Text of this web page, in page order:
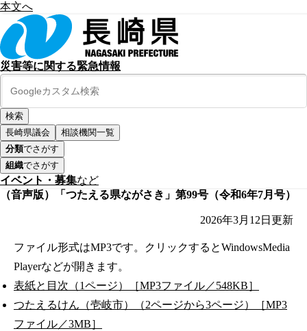
本文へ
災害等に関する緊急情報
長崎県議会
相談機関一覧
分類でさがす
組織でさがす
イベント・募集など
（音声版）「つたえる県ながさき」第99号（令和6年7月号）
2026年3月12日 更新
ファイル形式はMP3です。クリックするとWindowsMedia
Playerなどが開きます。
表紙と目次（1ページ）［MP3ファイル／548KB］
つたえるけん（壱岐市）（2ページから3ページ）［MP3
ファイル／3MB］